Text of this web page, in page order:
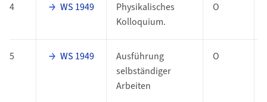
4 WS 1949
Physikalisches
Kolloquium.
O
5 WS 1949
Ausführung
selbständiger
Arbeiten
O